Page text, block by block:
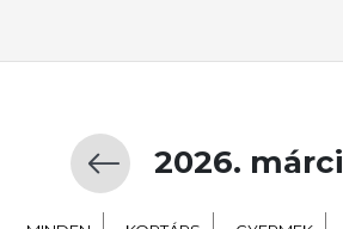
2026.